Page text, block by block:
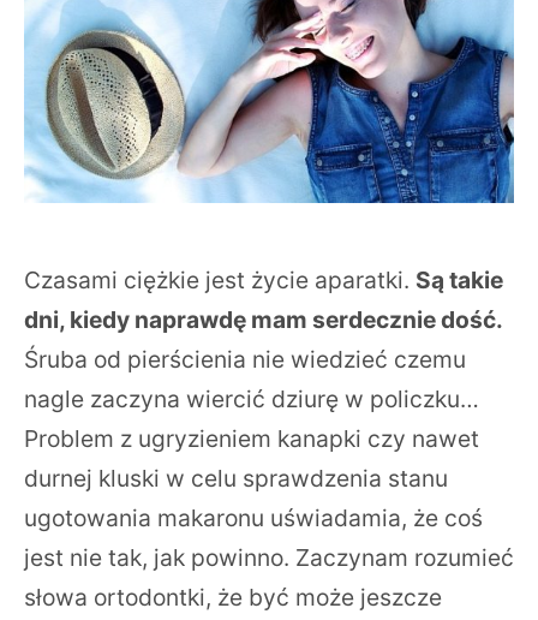
Czasami ciężkie jest życie aparatki. Są takie
dni, kiedy naprawdę mam serdecznie dość.
Śruba od pierścienia nie wiedzieć czemu
nagle zaczyna wiercić dziurę w policzku…
Problem z ugryzieniem kanapki czy nawet
durnej kluski w celu sprawdzenia stanu
ugotowania makaronu uświadamia, że coś
jest nie tak, jak powinno. Zaczynam rozumieć
słowa ortodontki, że być może jeszcze